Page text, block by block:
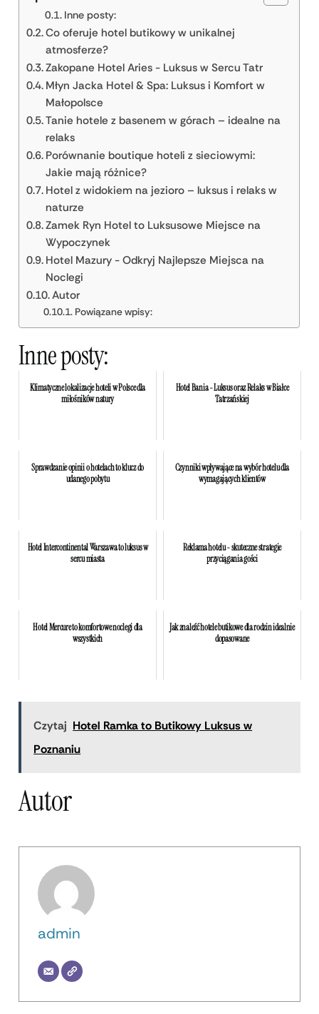
Inne posty:
Co oferuje hotel butikowy w unikalnej
atmosferze?
Zakopane Hotel Aries - Luksus w Sercu Tatr
Młyn Jacka Hotel & Spa: Luksus i Komfort w
Małopolsce
Tanie hotele z basenem w górach – idealne na
relaks
Porównanie boutique hoteli z sieciowymi:
Jakie mają różnice?
Hotel z widokiem na jezioro – luksus i relaks w
naturze
Zamek Ryn Hotel to Luksusowe Miejsce na
Wypoczynek
Hotel Mazury - Odkryj Najlepsze Miejsca na
Noclegi
Autor
Powiązane wpisy:
Inne posty:
Klimatyczne lokalizacje hoteli w Polsce dla
miłośników natury
Hotel Bania - Luksus oraz Relaks w Białce
Tatrzańskiej
Sprawdzanie opinii o hotelach to klucz do
udanego pobytu
Czynniki wpływające na wybór hotelu dla
wymagających klientów
Hotel Intercontinental Warszawa to luksus w
sercu miasta
Reklama hotelu - skuteczne strategie
przyciągania gości
Hotel Mercure to komfortowe noclegi dla
wszystkich
Jak znaleźć hotele butikowe dla rodzin idealnie
dopasowane
Czytaj Hotel Ramka to Butikowy Luksus w
Poznaniu
Autor
admin